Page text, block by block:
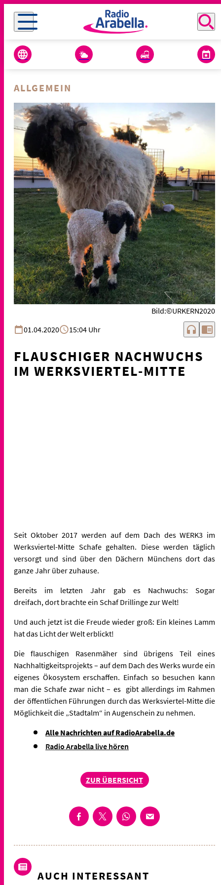
ALLGEMEIN
Bild:©URKERN2020
01.04.2020
15:04 Uhr headphones chrome_reader_mode
FLAUSCHIGER NACHWUCHS
IM WERKSVIERTEL-MITTE
Seit Oktober 2017 werden auf dem Dach des WERK3 im
Werksviertel-Mitte Schafe gehalten. Diese werden täglich
versorgt und sind über den Dächern Münchens dort das
ganze Jahr über zuhause.
Bereits im letzten Jahr gab es Nachwuchs: Sogar
dreifach, dort brachte ein Schaf Drillinge zur Welt!
Und auch jetzt ist die Freude wieder groß: Ein kleines Lamm
hat das Licht der Welt erblickt!
Die flauschigen Rasenmäher sind übrigens Teil eines
Nachhaltigkeitsprojekts – auf dem Dach des Werks wurde ein
eigenes Ökosystem erschaffen. Einfach so besuchen kann
man die Schafe zwar nicht – es gibt allerdings im Rahmen
der öffentlichen Führungen durch das Werksviertel-Mitte die
Möglichkeit die „Stadtalm“ in Augenschein zu nehmen.
Alle Nachrichten auf RadioArabella.de
Radio Arabella live hören
ZUR ÜBERSICHT
AUCH INTERESSANT